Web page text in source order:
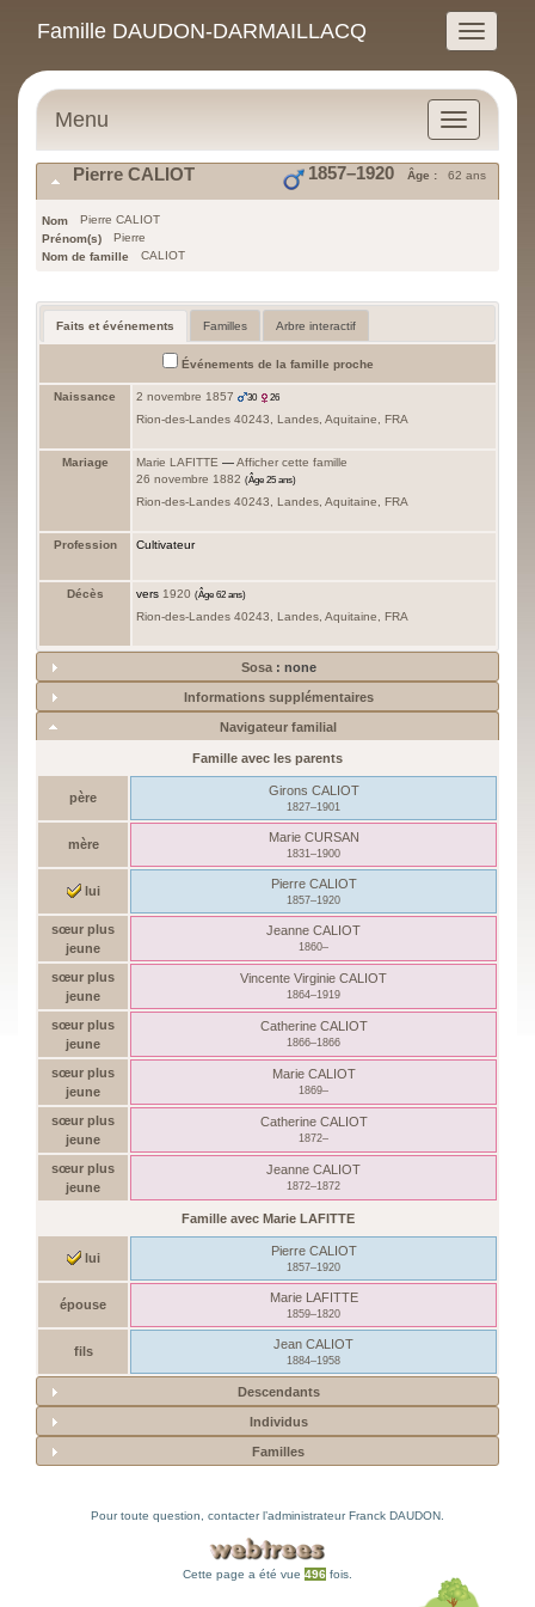
Famille DAUDON-DARMAILLACQ
Menu
Pierre CALIOT Âge : 62 ans
1857–1920
Nom Pierre CALIOT
Prénom(s)
Pierre
Nom de famille
CALIOT
Faits et événements Familles Arbre interactif
Événements de la famille proche
Naissance 2 novembre 1857 30 26
Rion-des-Landes 40243, Landes, Aquitaine, FRA
Mariage Marie LAFITTE —Afficher cette famille
26 novembre 1882 (Âge 25 ans)
Rion-des-Landes 40243, Landes, Aquitaine, FRA
Profession Cultivateur
Décès vers 1920 (Âge 62 ans)
Rion-des-Landes 40243, Landes, Aquitaine, FRA
Sosa : none
Informations supplémentaires
Navigateur familial
Famille avec les parents
père Girons CALIOT
1827–1901
mère Marie CURSAN
1831–1900
lui Pierre CALIOT
1857–1920
sœur plus
jeune
Jeanne CALIOT
1860–
sœur plus
jeune
Vincente Virginie CALIOT
1864–1919
sœur plus
jeune
Catherine CALIOT
1866–1866
sœur plus
jeune
Marie CALIOT
1869–
sœur plus
jeune
Catherine CALIOT
1872–
sœur plus
jeune
Jeanne CALIOT
1872–1872
Famille avec Marie LAFITTE
lui Pierre CALIOT
1857–1920
épouse Marie LAFITTE
1859–1820
fils Jean CALIOT
1884–1958
Descendants
Individus
Familles
Pour toute question, contacter l’administrateurFranck DAUDON.
Cette page a été vue 496fois.